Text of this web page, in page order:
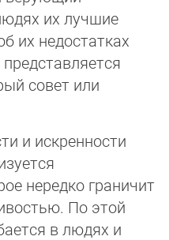
их лучшие
их недостатках
со­вет или
и искренности
нередко граничит
По этой
в людях и